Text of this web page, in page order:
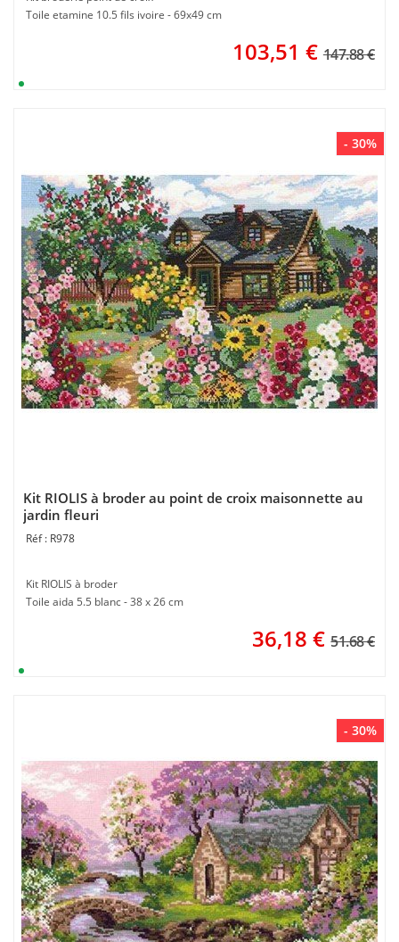
Toile etamine 10.5 fils ivoire - 69x49 cm
103,51 € 147.88 €
- 30%
Kit RIOLIS à broder au point de croix maisonnette au
jardin fleuri
R978
Kit RIOLIS à broder
Toile aida 5.5 blanc - 38 x 26 cm
36,18 € 51.68 €
- 30%